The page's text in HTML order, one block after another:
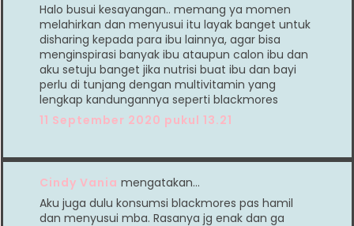
Halo busui kesayangan.. memang ya momen
melahirkan dan menyusui itu layak banget untuk
disharing kepada para ibu lainnya, agar bisa
menginspirasi banyak ibu ataupun calon ibu dan
aku setuju banget jika nutrisi buat ibu dan bayi
perlu di tunjang dengan multivitamin yang
lengkap kandungannya seperti blackmores
11 September 2020 pukul 13.21
Cindy Vania mengatakan…
Aku juga dulu konsumsi blackmores pas hamil
dan menyusui mba. Rasanya jg enak dan ga